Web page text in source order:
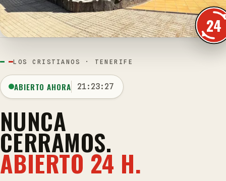
LOS CRISTIANOS · TENERIFE
ABIERTO AHORA 21:23:27
NUNCA
CERRAMOS.
ABIERTO 24 H.
24